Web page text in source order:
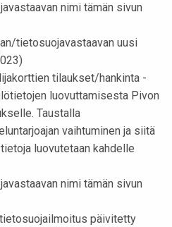
nimi tämän sivun
tietosuojavastaavan uusi
tilaukset/hankinta -
luovuttamisesta Pivon
Taustalla
vaihtuminen ja siitä
luovutetaan kahdelle
nimi tämän sivun
päivitetty